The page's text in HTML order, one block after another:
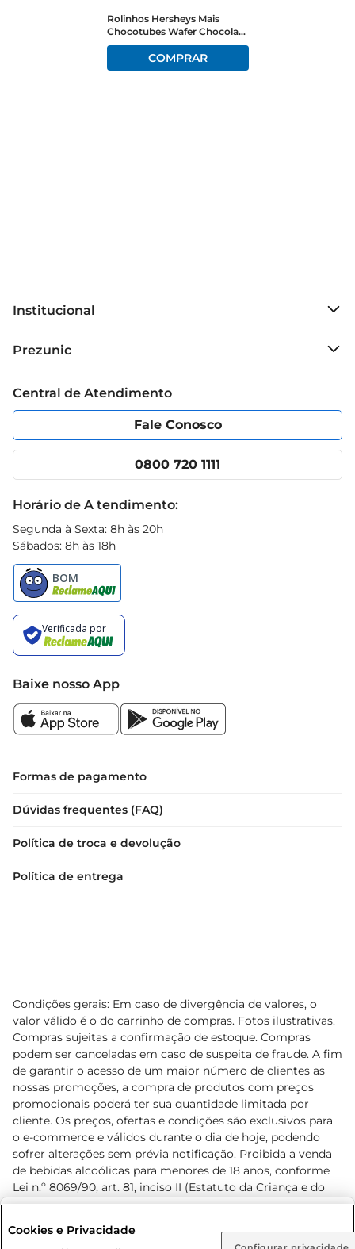
Rolinhos Hersheys Mais
Chocotubes Wafer Chocolate
Ao Leite Pacote 25g
Institucional
Grupo Cencosud
Política de Privacidade
Portal do fornecedor
Cencosud Media
Prezunic
Código de Ética
App Prezunic
Central de Atendimento
Fale Conosco
0800 720 1111
Horário de A tendimento:
Segunda à Sexta: 8h às 20h
Sábados: 8h às 18h
Baixe nosso App
Formas de pagamento
Dúvidas frequentes (FAQ)
Política de troca e devolução
Política de entrega
Condições gerais: Em caso de divergência de valores, o
valor válido é o do carrinho de compras. Fotos ilustrativas.
Compras sujeitas a confirmação de estoque. Compras
podem ser canceladas em caso de suspeita de fraude. A fim
de garantir o acesso de um maior número de clientes as
nossas promoções, a compra de produtos com preços
promocionais poderá ter sua quantidade limitada por
cliente. Os preços, ofertas e condições são exclusivos para
o e-commerce e válidos durante o dia de hoje, podendo
sofrer alterações sem prévia notificação. Proibida a venda
de bebidas alcoólicas para menores de 18 anos, conforme
Lei n.º 8069/90, art. 81, inciso II (Estatuto da Criança e do
Adolescente). Preços e condições exclusivos para o
prévio. O valor mínimo para as compras on-line é de R$
Cookies e Privacidade